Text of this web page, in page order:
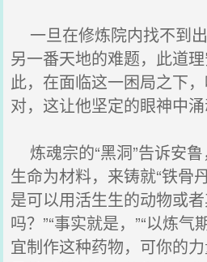
一旦在修炼院内找不到
另一番天地的难题，此道
此，在面临这一困局之下
对，这让他坚定的眼神中涌
炼魂宗的“黑洞”告诉安
生命为材料，来铸就“铁骨
是可以用活生生的动物或
吗？”“事实就是，”“以炼
宜制作这种药物，可你的力